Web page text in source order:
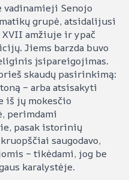
vadinamieji Senojo
grupė, atsidalijusi
amžiuje ir ypač
Jiems barzda buvo
įsipareigojimas.
skaudų pasirinkimą:
– arba atsisakyti
iš jų mokesčio
perimdami
pasak istorinių
saugodavo,
– tikėdami, jog be
karalystėje.